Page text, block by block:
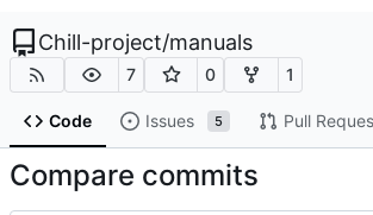
Chill-project/manuals
7 0 1
Code Issues 5 Pull
Compare commits